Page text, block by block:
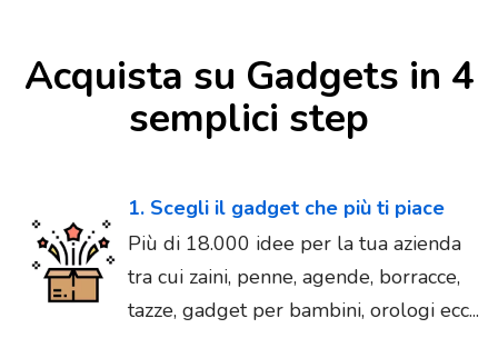
Acquista su Gadgets in 4
semplici step
1. Scegli il gadget che più ti piace
Più di 18.000 idee per la tua azienda
tra cui zaini, penne, agende, borracce,
tazze, gadget per bambini, orologi ecc...